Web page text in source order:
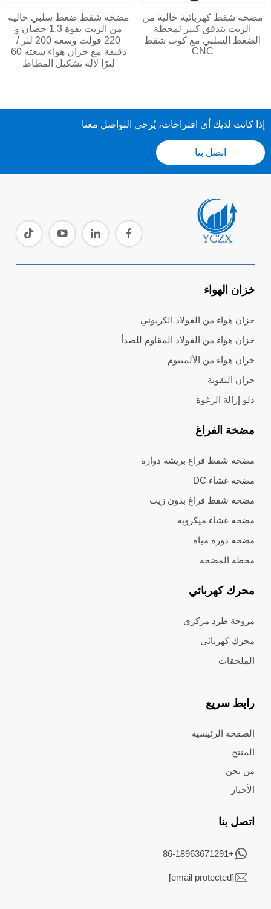
مضخة شفط ضغط سلبي خالية
من الزيت بقوة 1.3 حصان و
220 فولت وسعة 200 لتر /
دقيقة مع خزان هواء سعته 60
لترًا لآلة تشكيل المطاط
مضخة شفط كهربائية خالية من
الزيت بتدفق كبير لمحطة
الضغط السلبي مع كوب شفط
CNC
إذا كانت لديك أي اقتراحات، يُرجى التواصل معنا
اتصل بنا
خزان الهواء
خزان هواء من الفولاذ الكربوني
خزان هواء من الفولاذ المقاوم للصدأ
خزان هواء من الألمنيوم
خزان التقوية
دلو إزالة الرغوة
مضخة الفراغ
مضخة شفط فراغ بريشة دوارة
مضخة غشاء DC
مضخة شفط فراغ بدون زيت
مضخة غشاء ميكروية
مضخة دورة مياه
محطة المضخة
محرك كهربائي
مروحة طرد مركزي
محرك كهربائي
الملحقات
رابط سريع
الصفحة الرئيسية
المنتج
من نحن
الأخبار
اتصل بنا
+86-18963671291
[email protected]